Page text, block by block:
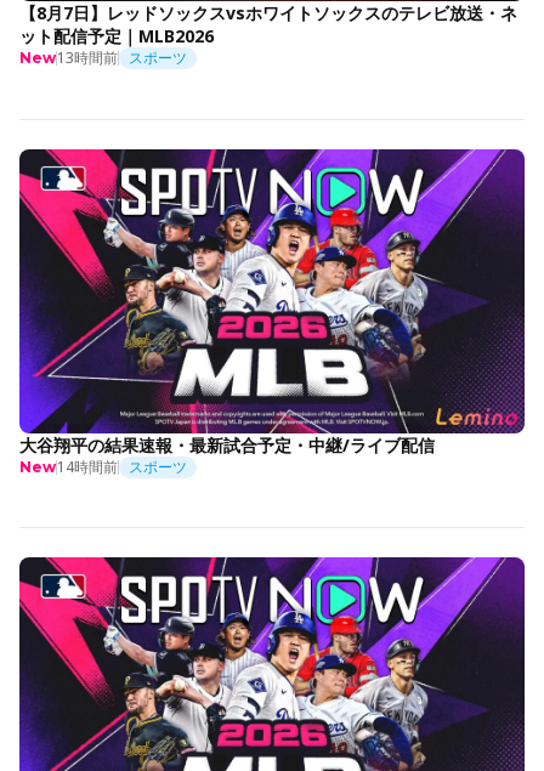
【8月7日】レッドソックスvsホワイトソックスのテレビ放送・ネ
ット配信予定｜MLB2026
New13時間前 スポーツ
大谷翔平の結果速報・最新試合予定・中継/ライブ配信
New14時間前 スポーツ